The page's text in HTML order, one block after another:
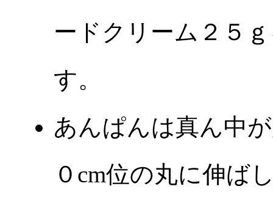
ードクリーム２５
す。
あんぱんは真ん中
０cm位の丸に伸ば